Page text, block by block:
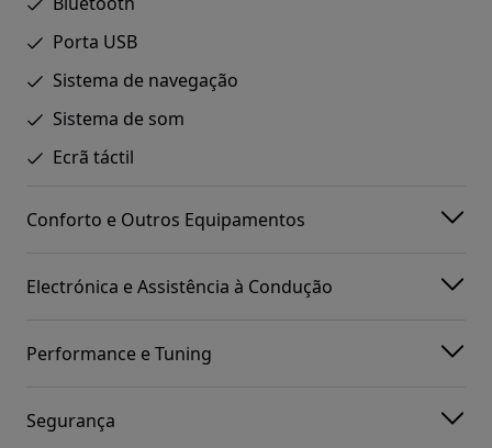
Porta USB
Sistema de navegação
Sistema de som
Ecrã táctil
Conforto e Outros Equipamentos
Electrónica e Assistência à Condução
Performance e Tuning
Segurança